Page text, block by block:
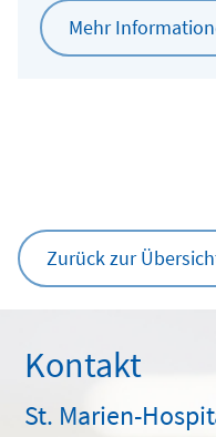
Mehr
Zurück zur
Kontakt
St. Marien-